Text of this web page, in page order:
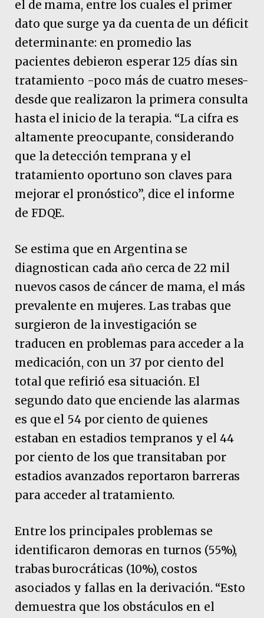
el de mama, entre los cuales el primer
dato que surge ya da cuenta de un déficit
determinante: en promedio las
pacientes debieron esperar 125 días sin
tratamiento -poco más de cuatro meses-
desde que realizaron la primera consulta
hasta el inicio de la terapia. “La cifra es
altamente preocupante, considerando
que la detección temprana y el
tratamiento oportuno son claves para
mejorar el pronóstico”, dice el informe
de FDQE.
Se estima que en Argentina se
diagnostican cada año cerca de 22 mil
nuevos casos de cáncer de mama, el más
prevalente en mujeres. Las trabas que
surgieron de la investigación se
traducen en problemas para acceder a la
medicación, con un 37 por ciento del
total que refirió esa situación. El
segundo dato que enciende las alarmas
es que el 54 por ciento de quienes
estaban en estadios tempranos y el 44
por ciento de los que transitaban por
estadios avanzados reportaron barreras
para acceder al tratamiento.
Entre los principales problemas se
identificaron demoras en turnos (55%),
trabas burocráticas (10%), costos
asociados y fallas en la derivación. “Esto
demuestra que los obstáculos en el